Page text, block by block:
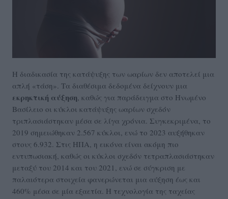
Η διαδικασία της κατάψυξης των ωαρίων δεν αποτελεί μια
απλή «τάση». Τα διαθέσιμα δεδομένα δείχνουν μια
εκρηκτική αύξηση , καθώς για παράδειγμα στο Ηνωμένο
Βασίλειο οι κύκλοι κατάψυξης ωαρίων σχεδόν
τριπλασιάστηκαν μέσα σε λίγα χρόνια. Συγκεκριμένα, το
2019 σημειώθηκαν 2.567 κύκλοι, ενώ το 2023 αυξήθηκαν
στους 6.932. Στις ΗΠΑ, η εικόνα είναι ακόμη πιο
εντυπωσιακή, καθώς οι κύκλοι σχεδόν τετραπλασιάστηκαν
μεταξύ του 2014 και του 2021, ενώ σε σύγκριση με
παλαιότερα στοιχεία φανερώνεται μια αύξηση έως και
460% μέσα σε μία εξαετία. Η τεχνολογία της ταχείας